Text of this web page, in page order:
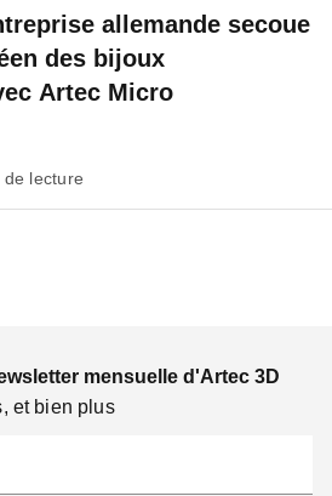
allemande secoue
des bijoux
Artec Micro
de lecture
mensuelle d'Artec 3D
et bien plus